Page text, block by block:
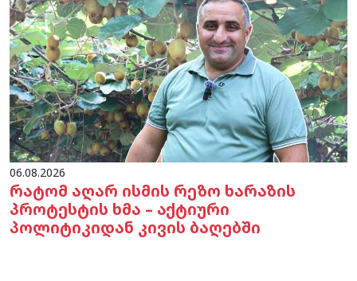
06.08.2026
რატომ აღარ ისმის რეზო ხარაზის
პროტესტის ხმა – აქტიური
პოლიტიკიდან კივის ბაღებში